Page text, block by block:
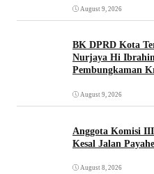
August 9, 2026
BK DPRD Kota
Nurjaya Hi
Pembungkaman
August 9, 2026
Anggota Komisi
Kesal Jalan
August 8, 2026